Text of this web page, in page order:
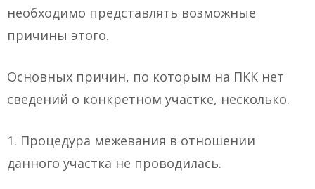
необходимо представлять возможные
причины этого.
Основных причин, по которым на ПКК нет
сведений о конкретном участке, несколько.
1. Процедура межевания в отношении
данного участка не проводилась.